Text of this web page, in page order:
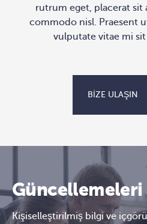
rutrum eget, placerat sit
commodo nisl. Praesent
vulputate vitae mi
BIZE ULAŞIN
Güncellemeleri
Kişiselleştirilmiş bilgi ve